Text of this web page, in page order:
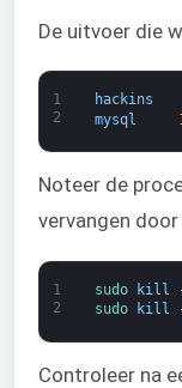
De uitvoer die
1
2
hackins
mysql
Noteer de
vervangen
1
2
sudo kill
sudo
kill
Controleer na